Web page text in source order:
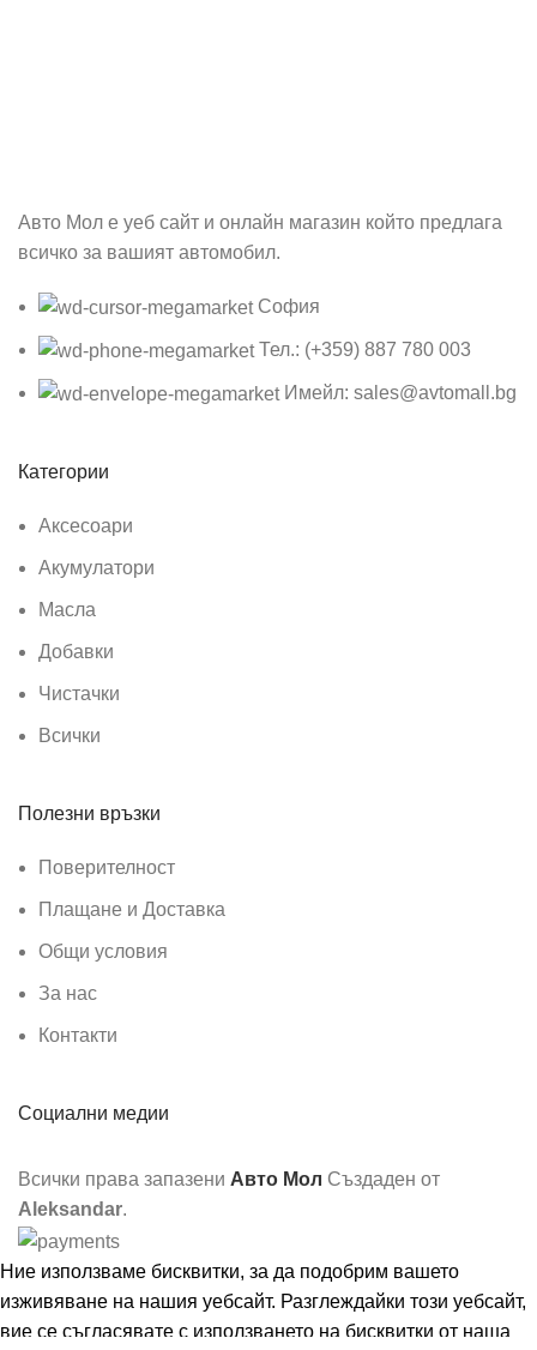
Авто Мол е уеб сайт и онлайн магазин който предлага
всичко за вашият автомобил.
София
Тел.: (+359) 887 780 003
Имейл: sales@avtomall.bg
Категории
Аксесоари
Акумулатори
Масла
Добавки
Чистачки
Всички
Полезни връзки
Поверителност
Плащане и Доставка
Общи условия
За нас
Контакти
Социални медии
Всички права запазени Авто Мол Създаден от
Aleksandar.
Ние използваме бисквитки, за да подобрим вашето
изживяване на нашия уебсайт. Разглеждайки този уебсайт,
вие се съгласявате с използването на бисквитки от наша